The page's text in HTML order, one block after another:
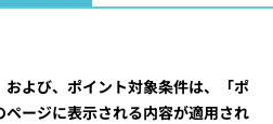
および、ポイント対象条件は、「ポ
ージに表示される内容が適用され